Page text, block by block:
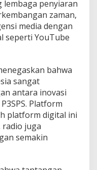
lembaga penyiaran
zaman,
media dengan
seperti YouTube
bahwa
sangat
antara inovasi
Platform
platform digital ini
radio juga
semakin